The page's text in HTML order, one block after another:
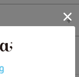
いる商品